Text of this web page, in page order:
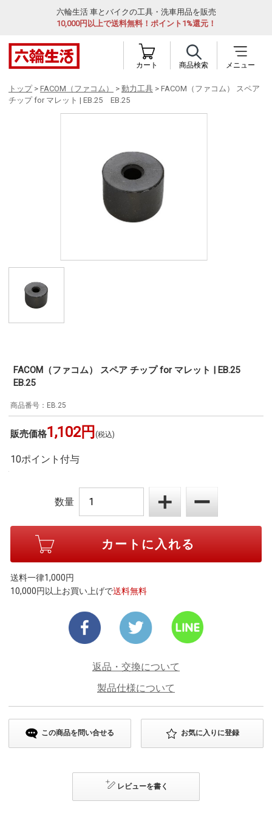
六輪生活 車とバイクの工具・洗車用品を販売
10,000円以上で送料無料！ポイント1%還元！
カート 商品検索 メニュー
トップ> FACOM（ファコム） > 動力工具 > FACOM（ファコム） スペア
チップ for マレット | EB.25 EB.25
FACOM（ファコム） スペア チップ for マレット | EB.25
EB.25
EB.25
販売価格1,102円 (税込)
10ポイント付与
数量
送料一律1,000円
10,000円以上お買い上げで送料無料
返品・交換について
製品仕様について
この商品を問い合せる お気に入りに登録
レビューを書く